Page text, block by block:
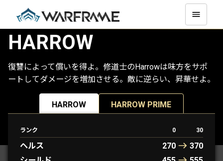
HARROW
復讐によって償いを得よ。修道士のHarrowは味方をサポ
ートしてダメージを増加させる。敵に逆らい、昇華せよ。
HARROW HARROW PRIME
PROTOFRAMES： LYON
ランク 0 30
ヘルス 270
370